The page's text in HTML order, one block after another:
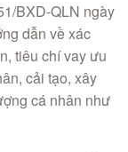
BXD-QLN ngày
dẫn về xác
tiêu chí vay ưu
cải tạo, xây
cá nhân như